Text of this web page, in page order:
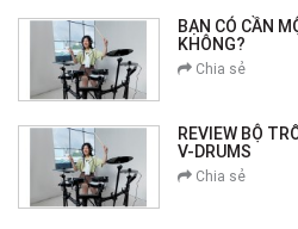
BẠN CÓ CẦN
KHÔNG?
Chia sẻ
REVIEW BỘ
V-DRUMS
Chia sẻ